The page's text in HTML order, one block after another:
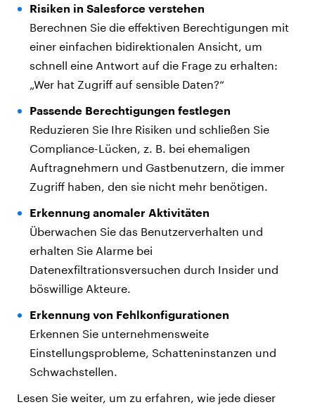
Risiken in Salesforce verstehen
Berechnen Sie die effektiven Berechtigungen mit
einer einfachen bidirektionalen Ansicht, um
schnell eine Antwort auf die Frage zu erhalten:
„Wer hat Zugriff auf sensible Daten?“
Passende Berechtigungen festlegen
Reduzieren Sie Ihre Risiken und schließen Sie
Compliance-Lücken, z. B. bei ehemaligen
Auftragnehmern und Gastbenutzern, die immer
Zugriff haben, den sie nicht mehr benötigen.
Erkennung anomaler Aktivitäten
Überwachen Sie das Benutzerverhalten und
erhalten Sie Alarme bei
Datenexfiltrationsversuchen durch Insider und
böswillige Akteure.
Erkennung von Fehlkonfigurationen
Erkennen Sie unternehmensweite
Einstellungsprobleme, Schatteninstanzen und
Schwachstellen.
Lesen Sie weiter, um zu erfahren, wie jede dieser